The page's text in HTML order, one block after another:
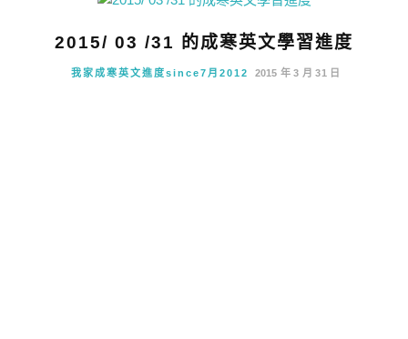
2015/ 03 /31 的成寒英文學習進度
我家成寒英文進度since7月2012 2015 年 3 月 31 日